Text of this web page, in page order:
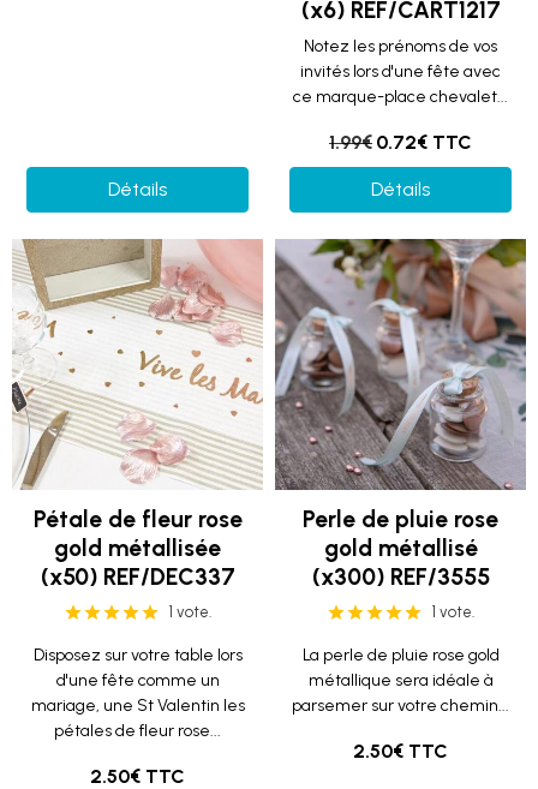
Détails
(x6) REF/CART1217
Notez les prénoms de vos
invités lors d'une fête avec
ce marque-place chevalet...
1.99€ 0.72€ TTC
Détails
Pétale de fleur rose
gold métallisée
(x50) REF/DEC337
1 vote.
Disposez sur votre table lors
d'une fête comme un
mariage, une St Valentin les
pétales de fleur rose...
2.50€ TTC
Perle de pluie rose
gold métallisé
(x300) REF/3555
1 vote.
La perle de pluie rose gold
métallique sera idéale à
parsemer sur votre chemin...
2.50€ TTC